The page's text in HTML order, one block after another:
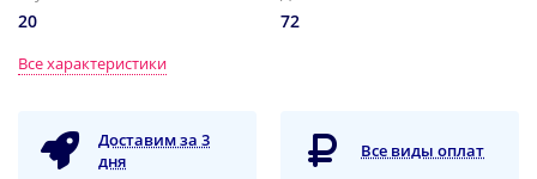
20 72
Все характеристики
Доставим за 3
дня
Все виды оплат